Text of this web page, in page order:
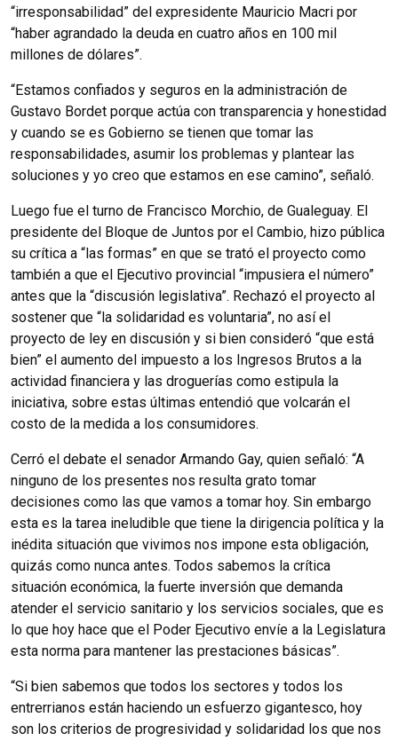
“irresponsabilidad” del expresidente Mauricio Macri por
“haber agrandado la deuda en cuatro años en 100 mil
millones de dólares”.
“Estamos confiados y seguros en la administración de
Gustavo Bordet porque actúa con transparencia y honestidad
y cuando se es Gobierno se tienen que tomar las
responsabilidades, asumir los problemas y plantear las
soluciones y yo creo que estamos en ese camino”, señaló.
Luego fue el turno de Francisco Morchio, de Gualeguay. El
presidente del Bloque de Juntos por el Cambio, hizo pública
su crítica a “las formas” en que se trató el proyecto como
también a que el Ejecutivo provincial “impusiera el número”
antes que la “discusión legislativa”. Rechazó el proyecto al
sostener que “la solidaridad es voluntaria”, no así el
proyecto de ley en discusión y si bien consideró “que está
bien” el aumento del impuesto a los Ingresos Brutos a la
actividad financiera y las droguerías como estipula la
iniciativa, sobre estas últimas entendió que volcarán el
costo de la medida a los consumidores.
Cerró el debate el senador Armando Gay, quien señaló: “A
ninguno de los presentes nos resulta grato tomar
decisiones como las que vamos a tomar hoy. Sin embargo
esta es la tarea ineludible que tiene la dirigencia política y la
inédita situación que vivimos nos impone esta obligación,
quizás como nunca antes. Todos sabemos la crítica
situación económica, la fuerte inversión que demanda
atender el servicio sanitario y los servicios sociales, que es
lo que hoy hace que el Poder Ejecutivo envíe a la Legislatura
esta norma para mantener las prestaciones básicas”.
“Si bien sabemos que todos los sectores y todos los
entrerrianos están haciendo un esfuerzo gigantesco, hoy
son los criterios de progresividad y solidaridad los que nos